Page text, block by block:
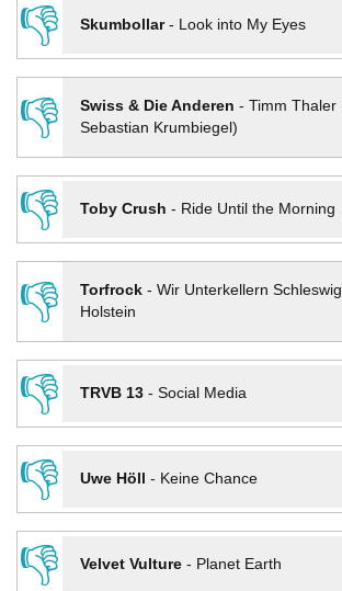
👎
Skumbollar- Look into My Eyes
👎
Swiss & Die Anderen - Timm Thaler
Sebastian Krumbiegel)
👎
Toby Crush - Ride Until the Morning
👎
Torfrock- Wir Unterkellern Schleswig
Holstein
👎
TRVB 13- Social Media
👎
Uwe Höll - Keine Chance
👎
Velvet Vulture- Planet Earth